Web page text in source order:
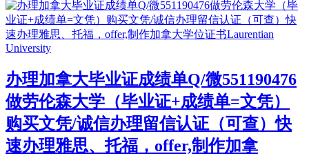
办理加拿大毕业证成绩单Q/微551190476
做劳伦森大学（毕业证+成绩单=文凭）
购买文凭/诚信办理留信认证（可查）快
速办理雅思、托福，offer,制作加拿